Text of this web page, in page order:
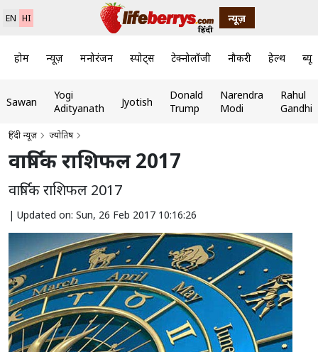
EN HI न्यूज़
होम न्यूज़ मनोरंजन स्पोर्ट्स टेक्नोलॉजी नौकरी हेल्थ
Sawan
Yogi
Adityanath
Jyotish
Donald
Trump
Narendra
Modi
Rahul
Gandhi
हिंदी न्यूज़ ज्योतिष
वार्षिक राशिफल 2017
वार्षिक राशिफल 2017
| Updated on: Sun, 26 Feb 2017 10:16:26